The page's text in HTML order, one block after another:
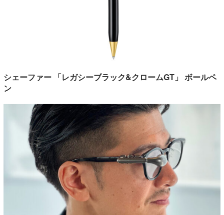
シェーファー 「レガシーブラック&クロームGT」 ボールペ
ン